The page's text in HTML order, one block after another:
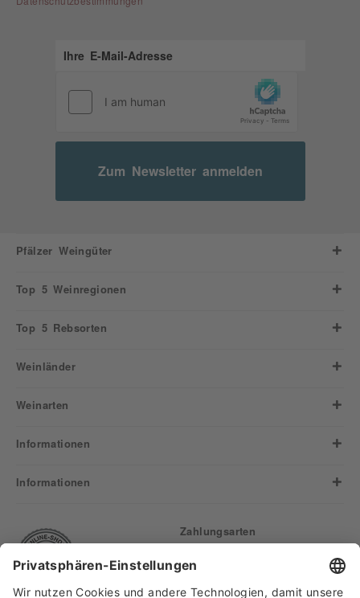
Zum Newsletter anmelden
Pfälzer Weingüter
Top 5 Weinregionen
Top 5 Rebsorten
Weinländer
Weinarten
Informationen
Informationen
Zahlungsarten